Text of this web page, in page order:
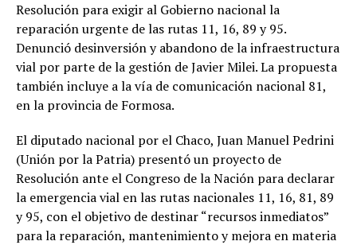
Resolución para exigir al Gobierno nacional la
reparación urgente de las rutas 11, 16, 89 y 95.
Denunció desinversión y abandono de la infraestructura
vial por parte de la gestión de Javier Milei. La propuesta
también incluye a la vía de comunicación nacional 81,
en la provincia de Formosa.
El diputado nacional por el Chaco, Juan Manuel Pedrini
(Unión por la Patria) presentó un proyecto de
Resolución ante el Congreso de la Nación para declarar
la emergencia vial en las rutas nacionales 11, 16, 81, 89
y 95, con el objetivo de destinar “recursos inmediatos”
para la reparación, mantenimiento y mejora en materia